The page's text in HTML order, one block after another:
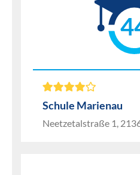
Schule Marienau
Neetzetalstraße 1,